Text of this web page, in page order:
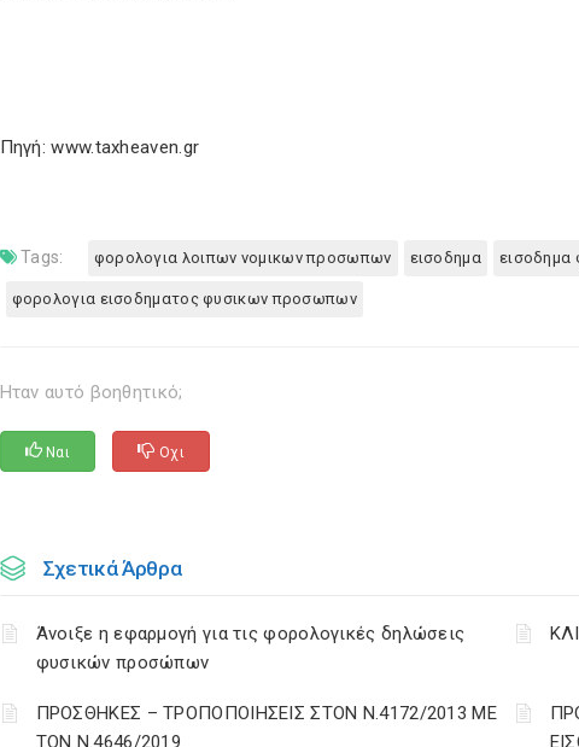
Πηγή: www.taxheaven.gr
Tags: φορολογια λοιπων νομικων προσωπων εισοδημα
φορολογια εισοδηματος φυσικων προσωπων
Ηταν αυτό βοηθητικό;
Ναι Οχι
Σχετικά Άρθρα
Άνοιξε η εφαρμογή για τις φορολογικές δηλώσεις
φυσικών προσώπων
ΠΡΟΣΘΗΚΕΣ – ΤΡΟΠΟΠΟΙΗΣΕΙΣ ΣΤΟΝ Ν.4172/2013 ΜΕ
ΤΟΝ Ν.4646/2019